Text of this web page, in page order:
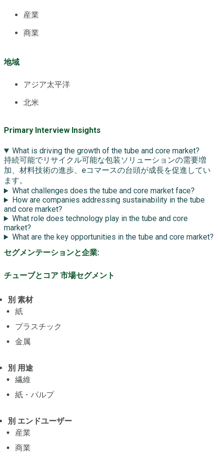
産業
商業
地域
アジア太平洋
北米
Primary Interview Insights
What is driving the growth of the tube and core market?
持続可能でリサイクル可能な包装ソリューションの需要増
加、材料技術の進歩、eコマースの台頭が成長を促進してい
ます。
What challenges does the tube and core market face?
How are companies addressing sustainability in the tube
and core market?
What role does technology play in the tube and core
market?
What are the key opportunities in the tube and core market?
セグメンテーションと企業:
チューブとコア 市場セグメント
別 素材
紙
プラスチック
金属
別 用途
繊維
紙・パルプ
別 エンドユーザー
産業
商業